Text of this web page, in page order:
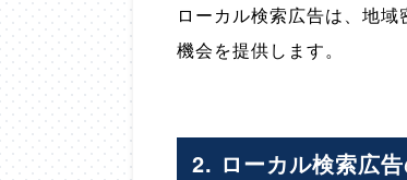
ローカル検索広告は、地
機会を提供します。
2. ローカル検索広